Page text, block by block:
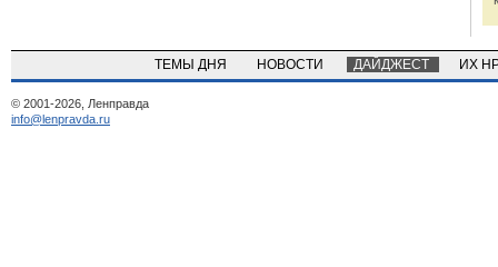
ТЕМЫ ДНЯ НОВОСТИ ДАЙДЖЕСТ ИХ
© 2001-2026, Ленправда
info@lenpravda.ru